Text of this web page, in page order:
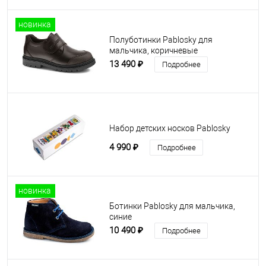
новинка
Полуботинки Pablosky для
мальчика, коричневые
13 490 ₽ Подробнее
Набор детских носков Pablosky
4 990 ₽ Подробнее
новинка
Ботинки Pablosky для мальчика,
синие
10 490 ₽ Подробнее